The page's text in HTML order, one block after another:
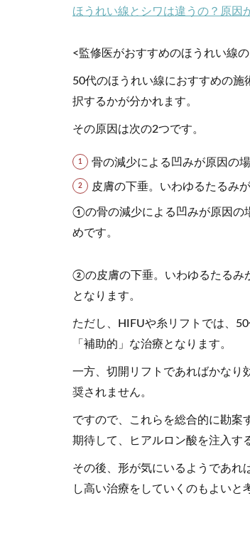
ほうれい線とシワは違うの？原因
<監修医がおすすめのほうれい線
50代のほうれい線におすすめの
択するかが分かれます。
その原因は次の2つです。
骨の減少による凹みが原因の場
皮膚の下垂。いわゆるたるみ
①の骨の減少による凹みが原因の
めです。
②の皮膚の下垂。いわゆるたるみ
となります。
ただし、HIFUや糸リフトでは、
「補助的」な治療となります。
一方、切開リフトであればかなり
奨されません。
ですので、これらを総合的に勘案
期待して、ヒアルロン酸を注入す
その後、形が気にいるようであれ
し高い治療をしていくのもよいと